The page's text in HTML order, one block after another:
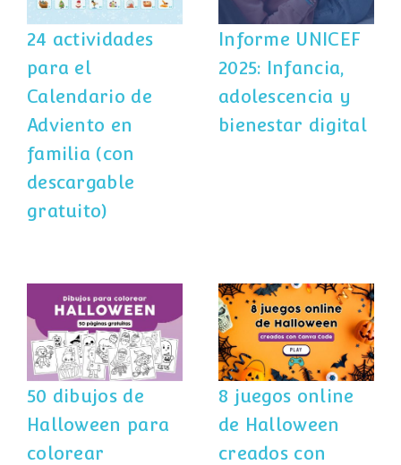
familia (con
descargable
gratuito)
24 actividades
para el
Calendario de
Adviento en
familia (con
descargable
gratuito)
bienestar digital
Informe UNICEF
2025: Infancia,
adolescencia y
bienestar digital
50 dibujos de
Halloween para
colorear
50 dibujos de
Halloween para
colorear
8 juegos online
de Halloween
creados con
Canva Code
8 juegos online
de Halloween
creados con